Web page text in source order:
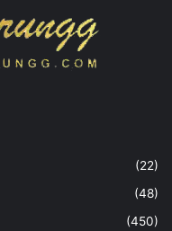
(22)
(48)
(450)